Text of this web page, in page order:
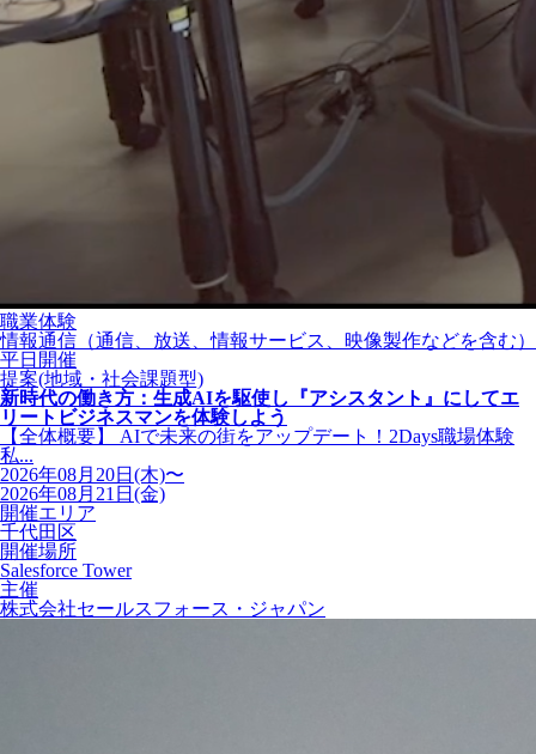
職業体験
情報通信（通信、放送、情報サービス、映像製作などを含む）
平日開催
提案(地域・社会課題型)
新時代の働き方：生成AIを駆使し『アシスタント』にしてエ
リートビジネスマンを体験しよう
【全体概要】 AIで未来の街をアップデート！2Days職場体験
私...
2026年08月20日(木)〜
2026年08月21日(金)
開催エリア
千代田区
開催場所
Salesforce Tower
主催
株式会社セールスフォース・ジャパン